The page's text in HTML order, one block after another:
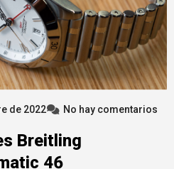
de 2022 No hay comentarios
Breitling
46